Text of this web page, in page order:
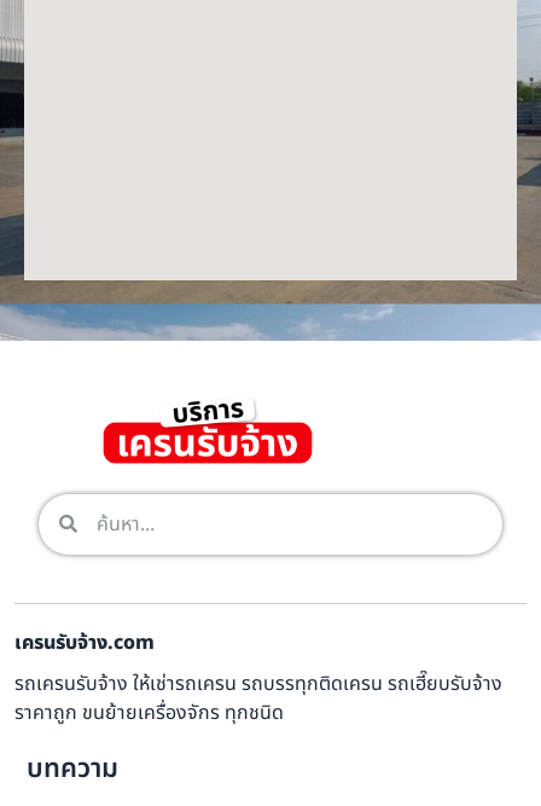
เครนรับจ้าง.com
รถเครนรับจ้าง ให้เช่ารถเครน รถบรรทุกติดเครน รถเฮี๊ยบรับจ้าง
ราคาถูก ขนย้ายเครื่องจักร ทุกชนิด
บทความ